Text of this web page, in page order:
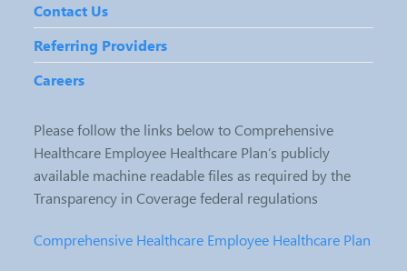
Contact Us
Referring Providers
Careers
Please follow the links below to Comprehensive
Healthcare Employee Healthcare Plan’s publicly
available machine readable files as required by the
Transparency in Coverage federal regulations
Comprehensive Healthcare Employee Healthcare Plan